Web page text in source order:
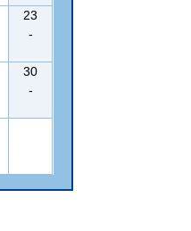
23
-
30
-